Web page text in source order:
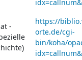
-
https://
orte.de/cgi-
bin/koha/